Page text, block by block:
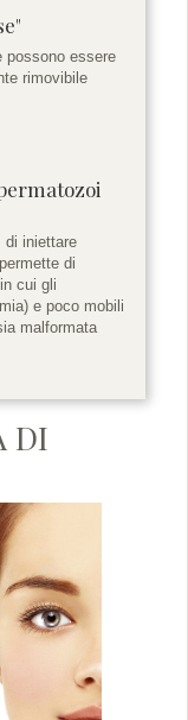
possono essere
rimovibile
di iniettare
di
cui gli
e poco mobili
malformata
DI